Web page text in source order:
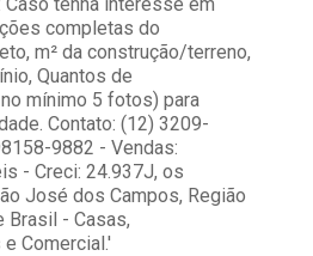
completas do
m² da construção/terreno,
Quantos de
mínimo 5 fotos) para
Contato: (12) 3209-
9882 - Vendas:
- Creci: 24.937J, os
José dos Campos, Região
Brasil - Casas,
Comercial.'